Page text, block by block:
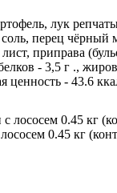
лук
перец чёрный
приправа
- 3,5 г .,
ценность - 43.6
0.45 кг